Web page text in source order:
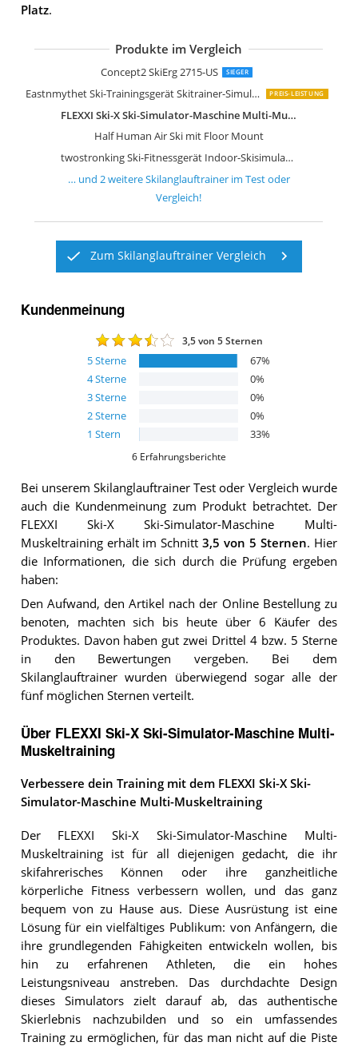
Platz.
Produkte im Vergleich
Concept2 SkiErg 2715-US SIEGER
Eastnmythet Ski-Trainingsgerät Skitrainer-Simulator 3D-Crosstrainer PREIS-LEISTUNG
FLEXXI Ski-X Ski-Simulator-Maschine Multi-Muskeltraining
Half Human Air Ski mit Floor Mount
twostronking Ski-Fitnessgerät Indoor-Skisimulationsgerät Mit Skistöcken
… und 2weitereSkilanglauftrainerim Test oder
Vergleich!
Zum Skilanglauftrainer Vergleich
Kundenmeinung
3,5von 5 Sternen
5Sterne 67%
4Sterne 0%
3Sterne 0%
2Sterne 0%
1 Stern 33%
6 Erfahrungsberichte
Bei unseremSkilanglauftrainer Test oder Vergleich wurde
auch die Kundenmeinung zum Produkt betrachtet. Der
FLEXXI Ski-X Ski-Simulator-Maschine Multi-
Muskeltrainingerhält im Schnitt3,5 von 5 Sternen. Hier
die Informationen, die sich durch die Prüfung ergeben
haben:
Den Aufwand, den Artikel nach der Online Bestellung zu
benoten, machten sich bis heute über 6 Käufer des
Produktes. Davon haben gut zwei Drittel 4 bzw. 5 Sterne
in den Bewertungen vergeben. Bei dem
Skilanglauftrainer wurden überwiegend sogar alle der
fünf möglichen Sternen verteilt.
Über FLEXXI Ski-X Ski-Simulator-Maschine Multi-
Muskeltraining
Verbessere dein Training mit dem FLEXXI Ski-X Ski-
Simulator-Maschine Multi-Muskeltraining
Der FLEXXI Ski-X Ski-Simulator-Maschine Multi-
Muskeltraining ist für all diejenigen gedacht, die ihr
skifahrerisches Können oder ihre ganzheitliche
körperliche Fitness verbessern wollen, und das ganz
bequem von zu Hause aus. Diese Ausrüstung ist eine
Lösung für ein vielfältiges Publikum: von Anfängern, die
ihre grundlegenden Fähigkeiten entwickeln wollen, bis
hin zu erfahrenen Athleten, die ein hohes
Leistungsniveau anstreben. Das durchdachte Design
dieses Simulators zielt darauf ab, das authentische
Skierlebnis nachzubilden und so ein umfassendes
Training zu ermöglichen, für das man nicht auf die Piste